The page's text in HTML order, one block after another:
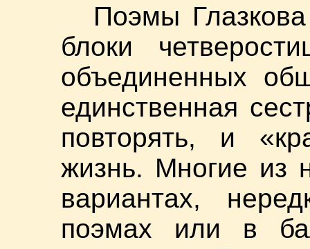
Поэмы
блоки
объединенных
единственная
повторять, и
жизнь. Многие из
вариантах,
поэмах или в